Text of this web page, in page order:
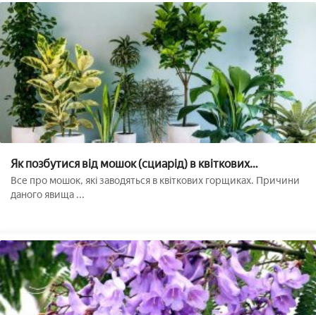
Як позбутися від мошок (сциарід) в квіткових
горщиках: причини появи і усунення шкідників
Все про мошок, які заводяться в квіткових горщиках. Причини
даного явища ...